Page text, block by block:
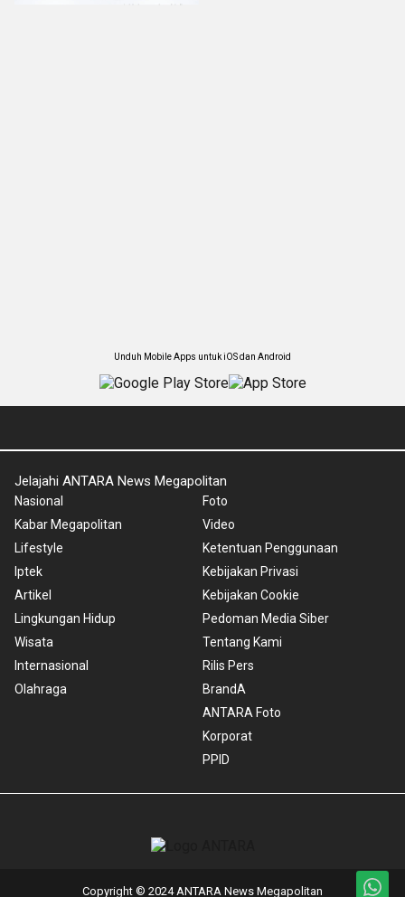
Unduh Mobile Apps untuk iOS dan Android
Jelajahi ANTARA News Megapolitan
Nasional
Kabar Megapolitan
Lifestyle
Iptek
Artikel
Lingkungan Hidup
Wisata
Internasional
Olahraga
Foto
Video
Ketentuan Penggunaan
Kebijakan Privasi
Kebijakan Cookie
Pedoman Media Siber
Tentang Kami
Rilis Pers
BrandA
ANTARA Foto
Korporat
PPID
Copyright © 2024 ANTARA News Megapolitan